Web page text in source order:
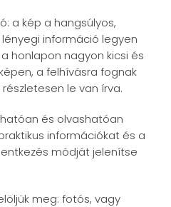
a kép a hangsúlyos,
információ legyen
honlapon nagyon kicsi és
a felhívásra fognak
le van írva.
és olvashatóan
információkat és a
módját jelenítse
meg: fotós, vagy